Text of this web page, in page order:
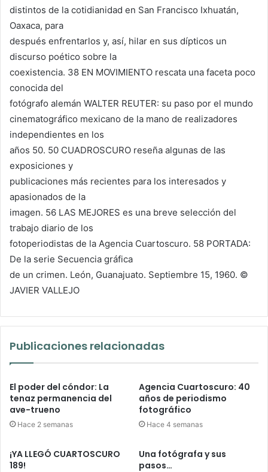
distintos de la cotidianidad en San Francisco Ixhuatán,
Oaxaca, para
después enfrentarlos y, así, hilar en sus dípticos un
discurso poético sobre la
coexistencia. 38 EN MOVIMIENTO rescata una faceta poco
conocida del
fotógrafo alemán WALTER REUTER: su paso por el mundo
cinematográfico mexicano de la mano de realizadores
independientes en los
años 50. 50 CUADROSCURO reseña algunas de las
exposiciones y
publicaciones más recientes para los interesados y
apasionados de la
imagen. 56 LAS MEJORES es una breve selección del
trabajo diario de los
fotoperiodistas de la Agencia Cuartoscuro. 58 PORTADA:
De la serie Secuencia gráfica
de un crimen. León, Guanajuato. Septiembre 15, 1960. ©
JAVIER VALLEJO
Publicaciones relacionadas
El poder del cóndor: La
tenaz permanencia del
ave-trueno
Hace 2 semanas
Agencia Cuartoscuro: 40
años de periodismo
fotográfico
Hace 4 semanas
¡YA LLEGÓ CUARTOSCURO
189!
Una fotógrafa y sus
pasos…